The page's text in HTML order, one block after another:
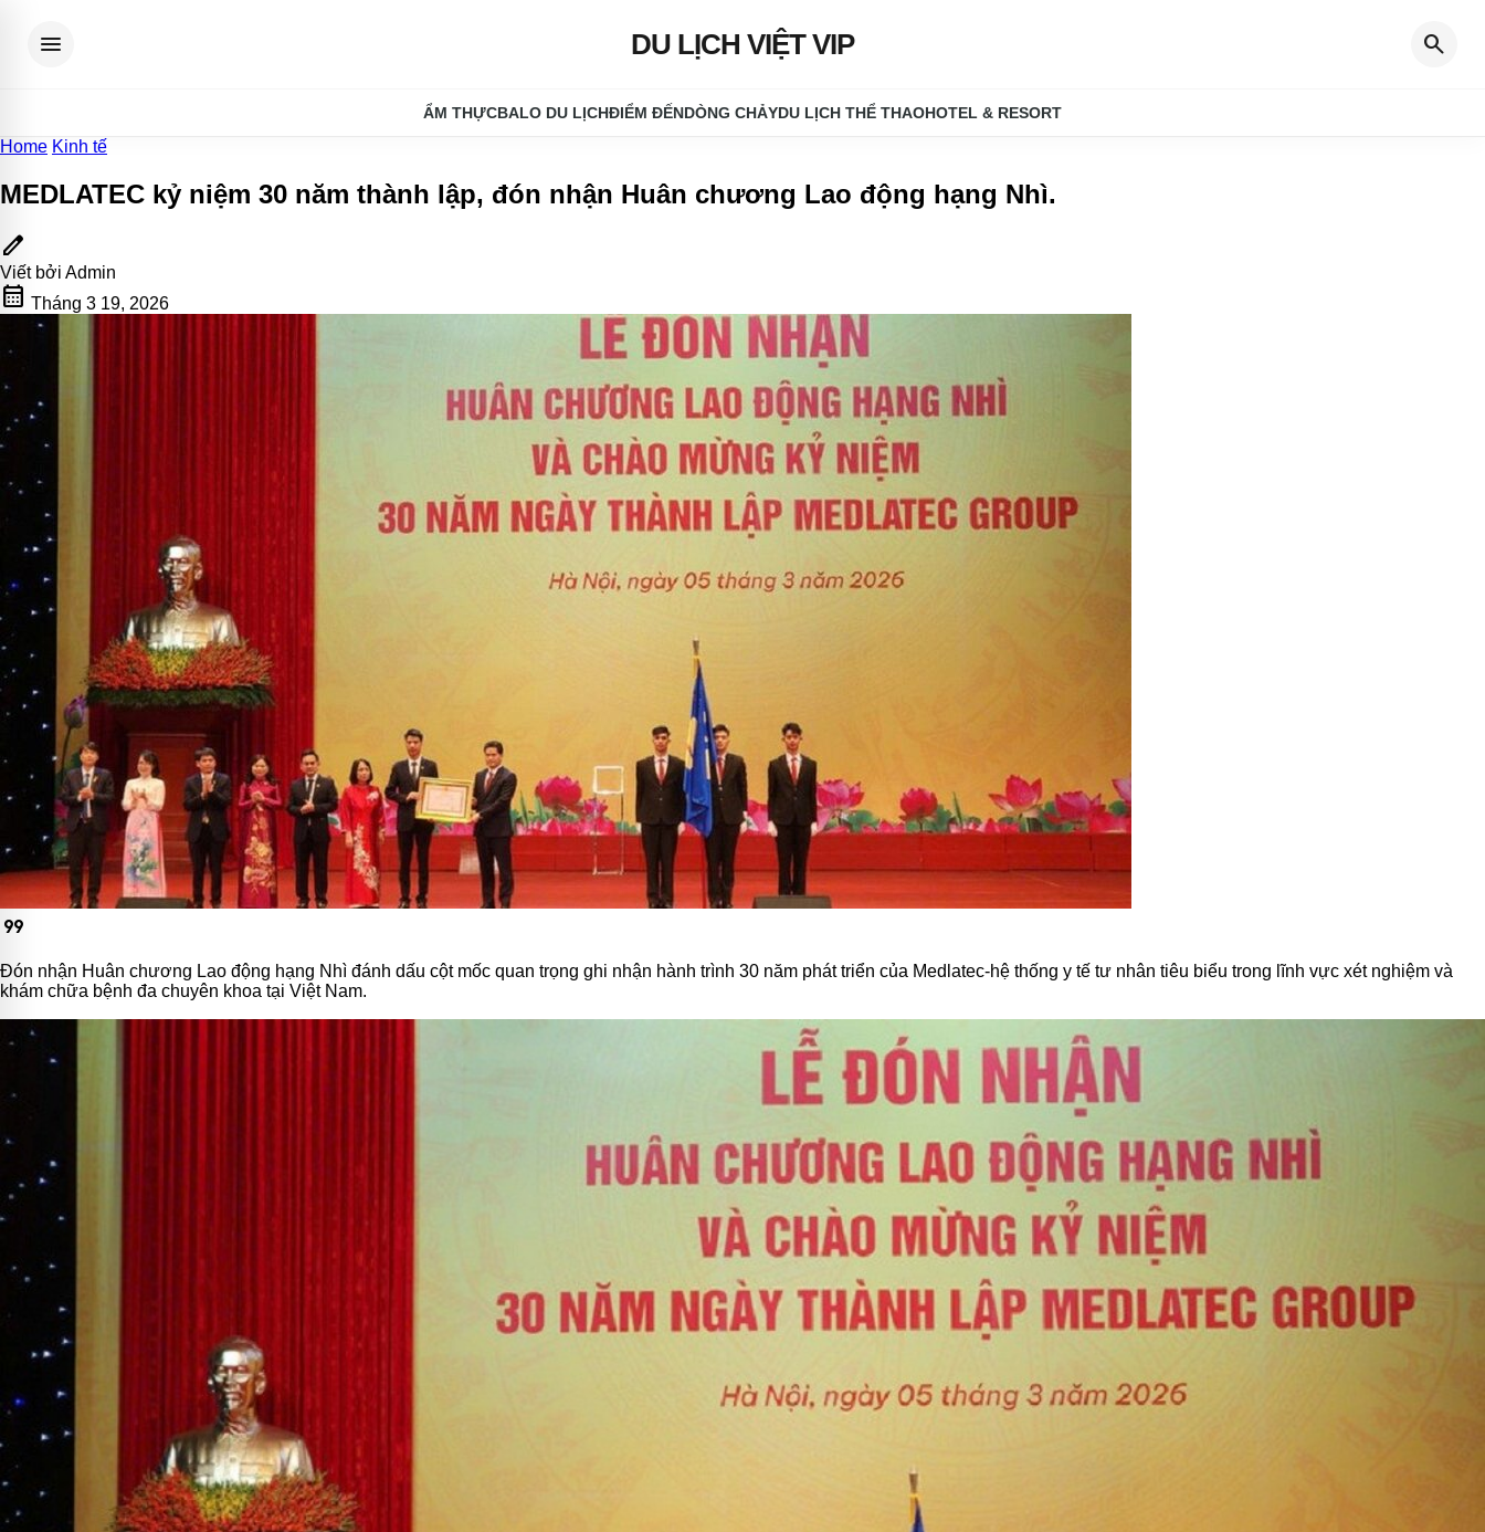
menu DU LỊCH VIỆT VIP search
ẨM THỰC BALO DU LỊCHĐIỂM ĐẾN DÒNG CHẢY DU LỊCH THỂ THAO HOTEL & RESORT
Home Kinh tế
MEDLATEC kỷ niệm 30 năm thành lập, đón nhận Huân chương Lao động hạng Nhì.
edit
Viết bởi Admin
calendar_month Tháng 3 19, 2026
format_quote
Đón nhận Huân chương Lao động hạng Nhì đánh dấu cột mốc quan trọng ghi nhận hành trình 30 năm phát triển của Medlatec-hệ thống y tế tư nhân tiêu biểu trong lĩnh vực xét nghiệm và
khám chữa bệnh đa chuyên khoa tại Việt Nam.